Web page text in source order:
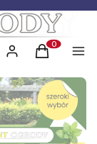
Zaloguj sięProdukty w
Koszyk